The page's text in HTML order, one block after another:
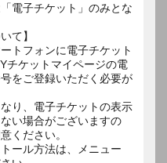
電子チケット」のみとな
て】
トフォンに電子チケット
チケットマイページの電
をご登録いただく必要が
り、電子チケットの表示
い場合がございますの
ください。
ール方法は、メニュー